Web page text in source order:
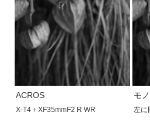
ACROS
X-T4＋XF35mmF2 R WR
モ
左に